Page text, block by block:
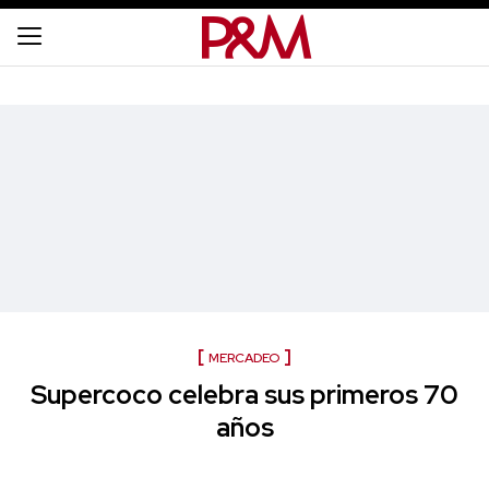
MERCADEO
Supercoco celebra sus primeros 70
años